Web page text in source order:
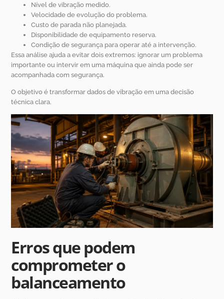
Nível de vibração medido.
Velocidade de evolução do problema.
Custo de parada não planejada.
Disponibilidade de equipamento reserva.
Condição de segurança para operar até a intervenção.
Essa análise ajuda a evitar dois extremos: ignorar um problema
importante ou intervir em uma máquina que ainda pode ser
acompanhada com segurança.
O objetivo é transformar dados de vibração em uma decisão
técnica clara.
Erros que podem
comprometer o
balanceamento